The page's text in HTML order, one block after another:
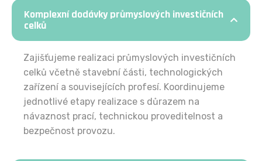
Komplexní dodávky průmyslových investičních
celků
Zajišťujeme realizaci průmyslových investičních
celků včetně stavební části, technologických
zařízení a souvisejících profesí. Koordinujeme
jednotlivé etapy realizace s důrazem na
návaznost prací, technickou proveditelnost a
bezpečnost provozu.